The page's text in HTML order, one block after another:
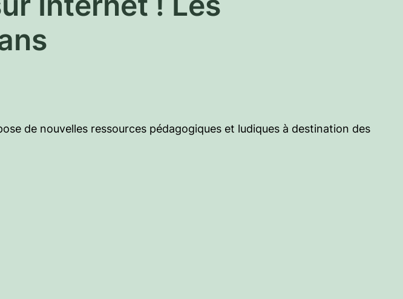
de nouvelles ressources pédagogiques et ludiques à destination des